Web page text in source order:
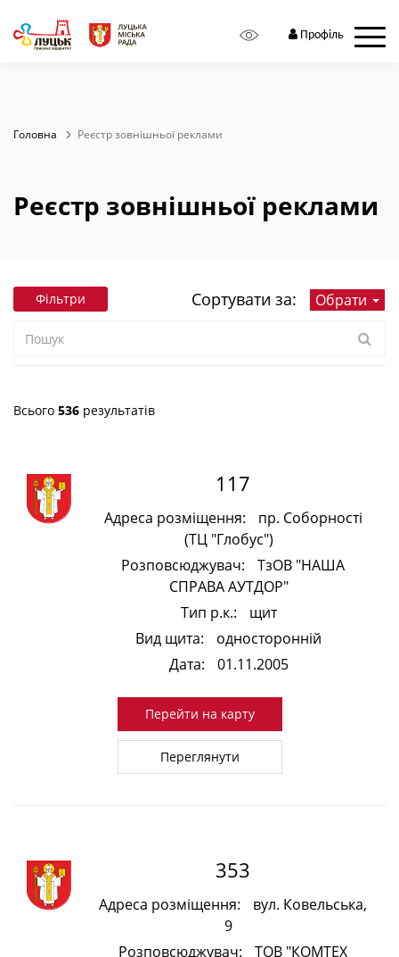
Профіль
Головна Реєстр зовнішньої реклами
Реєстр зовнішньої реклами
Фільтри Сортувати за: Oбрати
Всього 536 результатів
117
Адреса розміщення:
пр. Соборності
(ТЦ "Глобус")
Розповсюджувач:
ТзОВ "НАША
СПРАВА АУТДОР"
Тип р.к.:
щит
Вид щита:
односторонній
Дата:
01.11.2005
Перейти на карту
Переглянути
353
Адреса розміщення:
вул. Ковельська,
9
Розповсюджувач:
ТОВ "КОМТЕХ